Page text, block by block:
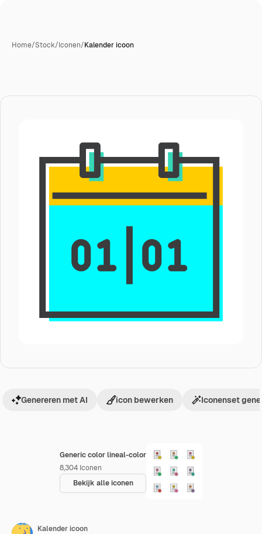
Home/Stock/Iconen/Kalender icoon
Generic color lineal-color
8,304 Iconen
Bekijk alle iconen
Genereren met AI icon bewerken Iconenset
Kalender icoon